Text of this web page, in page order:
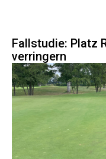
Fallstudie: Platz
verringern